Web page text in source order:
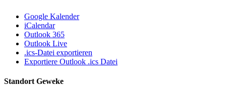
Google Kalender
iCalendar
Outlook 365
Outlook Live
.ics-Datei exportieren
Exportiere Outlook .ics Datei
Standort Geweke